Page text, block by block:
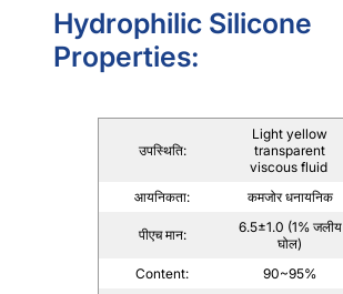
Hydrophilic Silicone
Properties:
उपस्थिति:
Light yellow
transparent
viscous fluid
आयनिकता:
कमजोर धनायनिक
पीएच मान:
6.5±1.0 (1% जलीय
घोल)
Content:
90~95%